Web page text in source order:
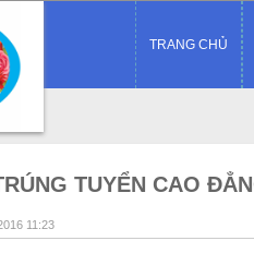
TRANG CHỦ
TUYỂN CAO
11:23